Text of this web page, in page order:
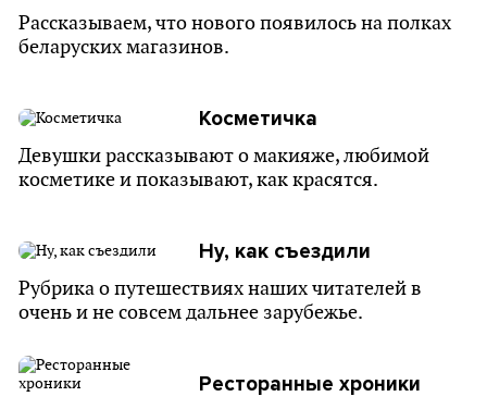
Рассказываем, что нового появилось на полках
беларуских магазинов.
Косметичка
Девушки рассказывают о макияже, любимой
косметике и показывают, как красятся.
Ну, как съездили
Рубрика о путешествиях наших читателей в
очень и не совсем дальнее зарубежье.
Ресторанные хроники